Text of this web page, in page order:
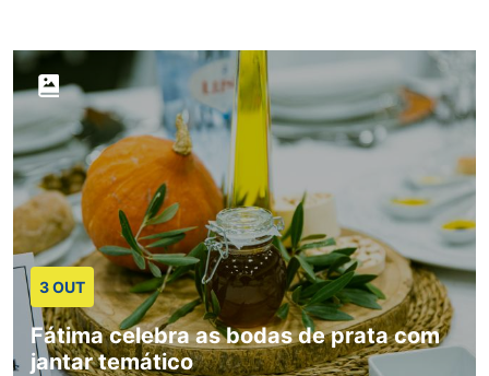
3 OUT
Fátima celebra as bodas de prata com
jantar temático